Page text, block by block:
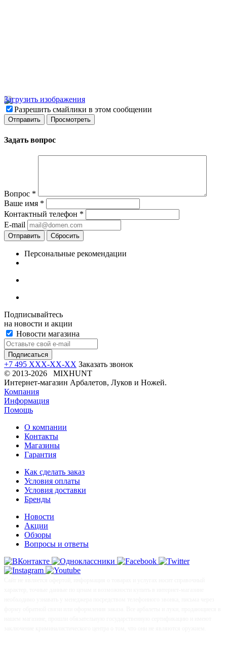
Загрузить изображения
Разрешить смайлики в этом сообщении
Задать вопрос
Вопрос *
Ваше имя *
Контактный телефон *
E-mail
Отправить Сбросить
Персональные рекомендации
Подписывайтесь
на новости и акции
Новости магазина
+7 495 XXX-XX-XX Заказать звонок
© 2013-2026 MIXHUNT
Интернет-магазин Арбалетов, Луков и Ножей.
Компания
Информация
Помощь
О компании
Контакты
Магазины
Гарантия
Как сделать заказ
Условия оплаты
Условия доставки
Бренды
Новости
Акции
Обзоры
Вопросы и ответы